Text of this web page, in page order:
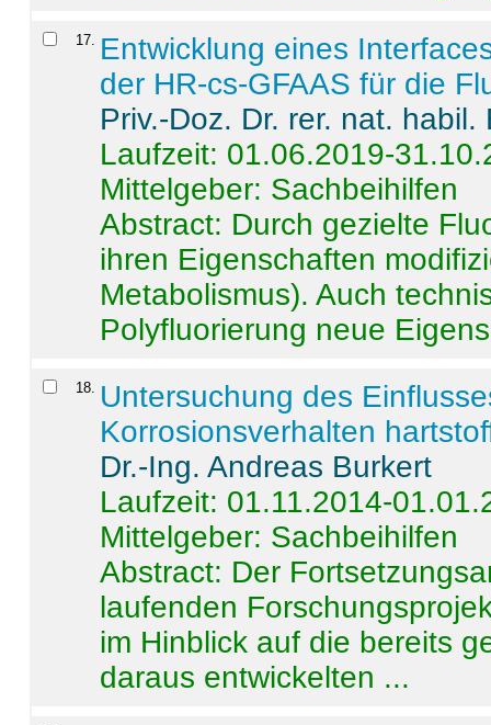
17
Entwicklung eines
der HR-cs-GFAAS für die
Priv.-Doz. Dr. rer. nat.
Laufzeit: 01.06.2019-
Mittelgeber: Sachbeihilfen
Abstract: Durch gezielte
ihren Eigenschaften
Metabolismus). Auch
Polyfluorierung neue
18
Untersuchung des
Korrosionsverhalten
Dr.-Ing. Andreas Burkert
Laufzeit: 01.11.2014-
Mittelgeber: Sachbeihilfen
Abstract: Der
laufenden
im Hinblick auf die bereits
daraus entwickelten ...